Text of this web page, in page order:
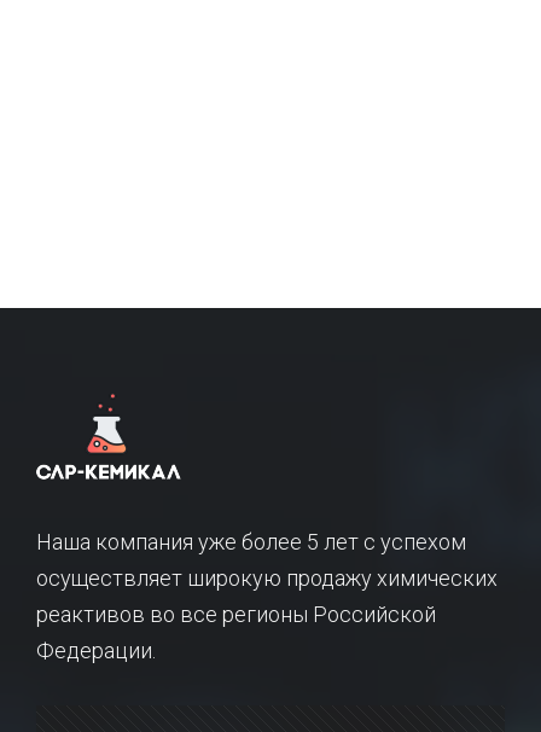
Наша компания уже более 5 лет с успехом
осуществляет широкую продажу химических
реактивов во все регионы Российской
Федерации.